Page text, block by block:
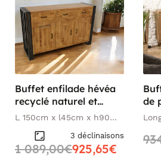
Buffet enfilade hévéa
recyclé naturel et
métal noirci 3 tiroirs 3
DOCKER
L 150cm x l45cm x h90
3 déclinaisons
1 089,00€925,65€
de